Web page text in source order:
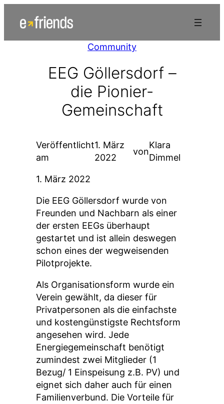
Inhalt
Community
EEG Göllersdorf –
die Pionier-
Gemeinschaft
Veröffentlicht
am
1. März
2022
von
Klara
Dimmel
1. März 2022
Die EEG Göllersdorf wurde von
Freunden und Nachbarn als einer
der ersten EEGs überhaupt
gestartet und ist allein deswegen
schon eines der wegweisenden
Pilotprojekte.
Als Organisationsform wurde ein
Verein gewählt, da dieser für
Privatpersonen als die einfachste
und kostengünstigste Rechtsform
angesehen wird. Jede
Energiegemeinschaft benötigt
zumindest zwei Mitglieder (1
Bezug/ 1 Einspeisung z.B. PV) und
eignet sich daher auch für einen
Familienverbund. Die Vorteile für